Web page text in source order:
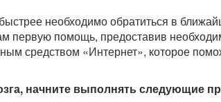
необходимо обратиться в
первую помощь, предоставив
средством «Интернет», которое
начните выполнять следующие